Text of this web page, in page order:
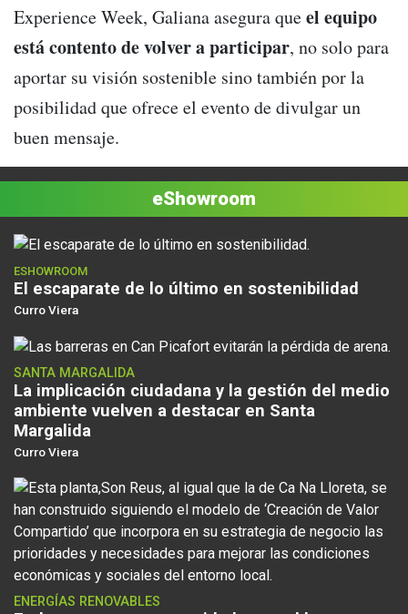
Experience Week, Galiana asegura queel equipo
está contento de volver a participar, no solo para
aportar su visión sostenible sino también por la
posibilidad que ofrece el evento de divulgar un
buen mensaje.
eShowroom
ESHOWROOM
El escaparate de lo último en sostenibilidad
Curro Viera
SANTA MARGALIDA
La implicación ciudadana y la gestión del medio
ambiente vuelven a destacar en Santa
Margalida
Curro Viera
ENERGÍAS RENOVABLES